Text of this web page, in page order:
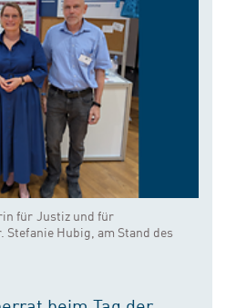
für Justiz und für
Hubig, am Stand des